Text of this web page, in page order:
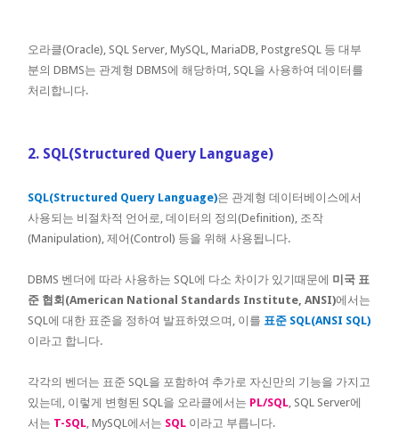
오라클(Oracle), SQL Server, MySQL, MariaDB, PostgreSQL 등 대부
분의 DBMS는 관계형 DBMS에 해당하며, SQL을 사용하여 데이터를
처리합니다.
2. SQL(Structured Query Language)
SQL(Structured Query Language)은 관계형 데이터베이스에서
사용되는 비절차적 언어로, 데이터의 정의(Definition), 조작
(Manipulation), 제어(Control) 등을 위해 사용됩니다.
DBMS 벤더에 따라 사용하는 SQL에 다소 차이가 있기때문에 미국 표
준 협회(American National Standards Institute, ANSI)에서는
SQL에 대한 표준을 정하여 발표하였으며, 이를 표준 SQL(ANSI SQL)
이라고 합니다.
각각의 벤더는 표준 SQL을 포함하여 추가로 자신만의 기능을 가지고
있는데, 이렇게 변형된 SQL을 오라클에서는 PL/SQL, SQL Server에
서는 T-SQL, MySQL에서는 SQL 이라고 부릅니다.